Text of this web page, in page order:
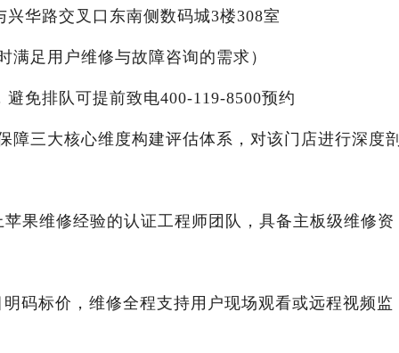
华路交叉口东南侧数码城3楼308室
满足用户维修与故障咨询的需求）
免排队可提前致电400-119-8500预约
障三大核心维度构建评估体系，对该门店进行深度
维修经验的认证工程师团队，具备主板级维修资
标价，维修全程支持用户现场观看或远程视频监